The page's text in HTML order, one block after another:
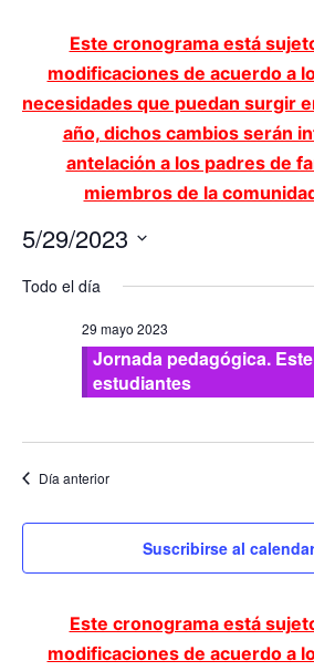
Este cronograma está
modificaciones de acuerdo a
necesidades que puedan surgir
año, dichos cambios serán
antelación a los padres de
miembros de la
5/29/2023
fecha.
Todo el día
29 mayo 2023
Jornada pedagógica.
estudiantes
Día anterior
Suscribirse al
Este cronograma está
modificaciones de acuerdo a